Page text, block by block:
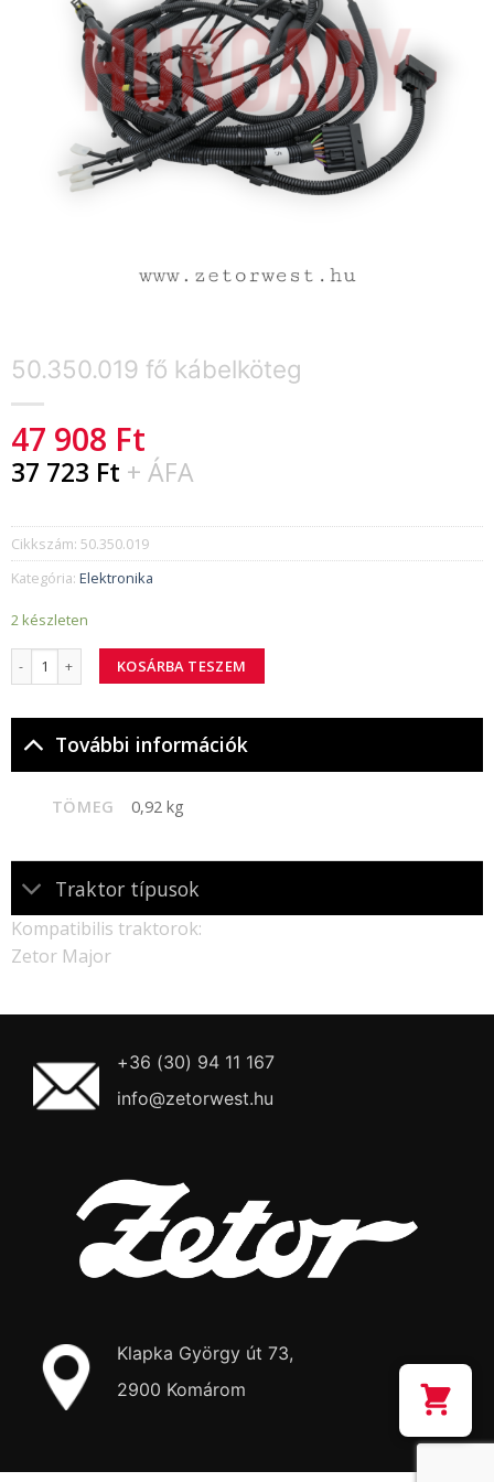
50.350.019 fő kábelköteg
47 908 Ft
37 723 Ft + ÁFA
Cikkszám: 50.350.019
Kategória: Elektronika
2 készleten
50.350.019 fő kábelköteg mennyiség
KOSÁRBA TESZEM
További információk
TÖMEG 0,92 kg
Traktor típusok
Kompatibilis traktorok:
Zetor Major
+36 (30) 94 11 167
info@zetorwest.hu
Klapka György út 73,
2900 Komárom